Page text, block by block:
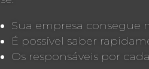
Sua empresa consegue
É possível saber
Os responsáveis por